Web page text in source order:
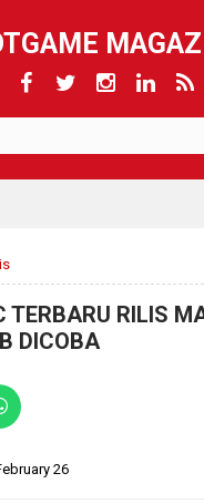
TERBARU RILIS
DICOBA
26